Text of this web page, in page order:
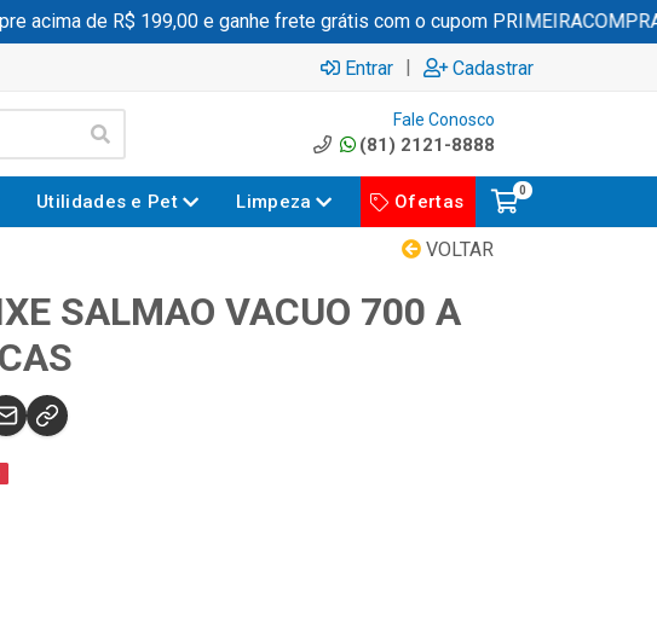
acima de R$ 199,00 e ganhe frete grátis com o cupom PRIMEIRACOMPRA
Entrar | Cadastrar
Fale Conosco
(81) 2121-8888
Utilidades e Pet Limpeza Ofertas
0
VOLTAR
SALMAO VACUO 700 A